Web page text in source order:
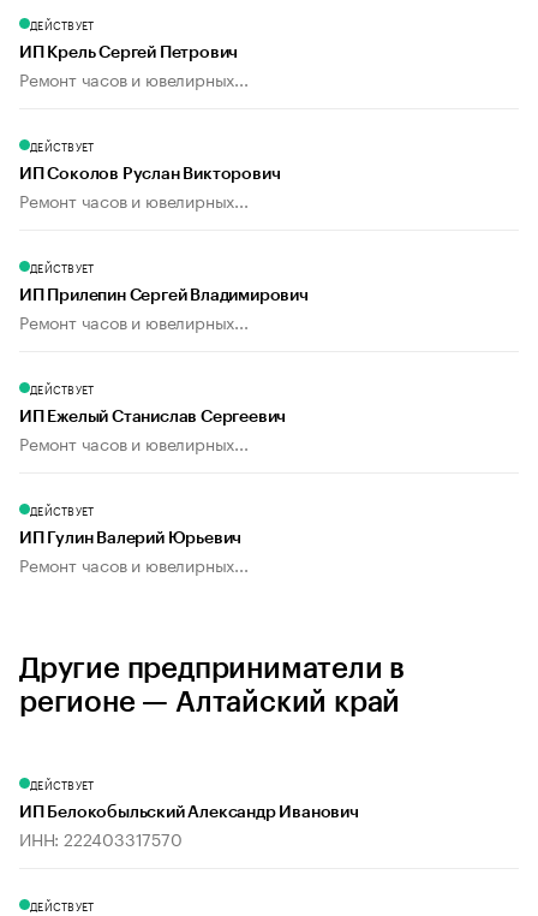
ДЕЙСТВУЕТ
ИП Крель Сергей Петрович
Ремонт часов и ювелирных...
ДЕЙСТВУЕТ
ИП Соколов Руслан Викторович
Ремонт часов и ювелирных...
ДЕЙСТВУЕТ
ИП Прилепин Сергей Владимирович
Ремонт часов и ювелирных...
ДЕЙСТВУЕТ
ИП Ежелый Станислав Сергеевич
Ремонт часов и ювелирных...
ДЕЙСТВУЕТ
ИП Гулин Валерий Юрьевич
Ремонт часов и ювелирных...
Другие предприниматели в
регионе — Алтайский край
ДЕЙСТВУЕТ
ИП Белокобыльский Александр Иванович
ИНН: 222403317570
ДЕЙСТВУЕТ